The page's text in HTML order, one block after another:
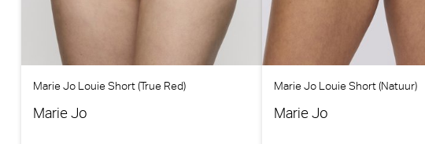
Marie Jo Louie Short (True Red)
Marie Jo
Marie Jo Louie Short (Natuur)
Marie Jo